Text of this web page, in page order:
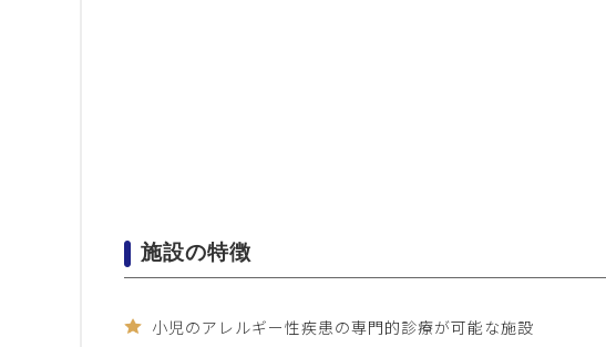
施設の特徴
小児のアレルギー性疾患の専門的診療が可能な施設